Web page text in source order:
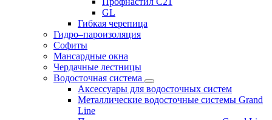
GL
Гибкая черепица
Гидро–пароизоляция
Софиты
Мансардные окна
Чердачные лестницы
Водосточная система
Аксессуары для водосточных систем
Металлические водосточные системы Grand
Line